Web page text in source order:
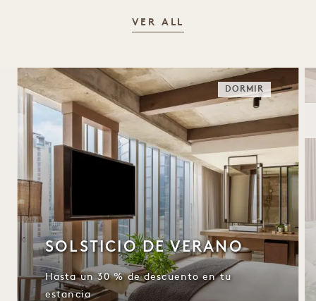
VER ALL
DORMIR
SOLSTICIO DE VERANO
Hasta un 30 % de descuento en tu
estancia